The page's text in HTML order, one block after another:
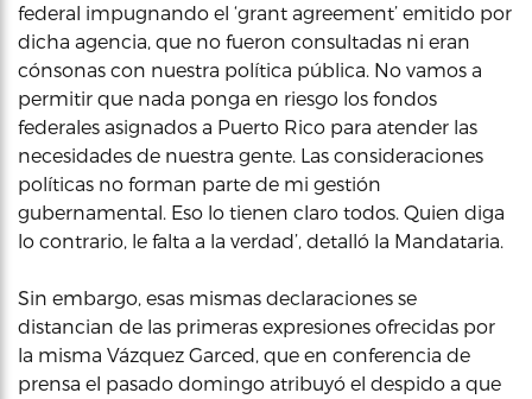
federal impugnando el ‘grant agreement’ emitido por
dicha agencia, que no fueron consultadas ni eran
cónsonas con nuestra política pública. No vamos a
permitir que nada ponga en riesgo los fondos
federales asignados a Puerto Rico para atender las
necesidades de nuestra gente. Las consideraciones
políticas no forman parte de mi gestión
gubernamental. Eso lo tienen claro todos. Quien diga
lo contrario, le falta a la verdad’, detalló la Mandataria.
Sin embargo, esas mismas declaraciones se
distancian de las primeras expresiones ofrecidas por
la misma Vázquez Garced, que en conferencia de
prensa el pasado domingo atribuyó el despido a que